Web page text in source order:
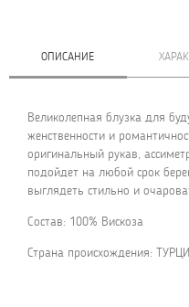
ОПИСАНИЕ
Великолепная блузка для
женственности и
оригинальный рукав,
подойдет на любой срок
выглядеть стильно и
Состав: 100% Вискоза
Страна происхождения: